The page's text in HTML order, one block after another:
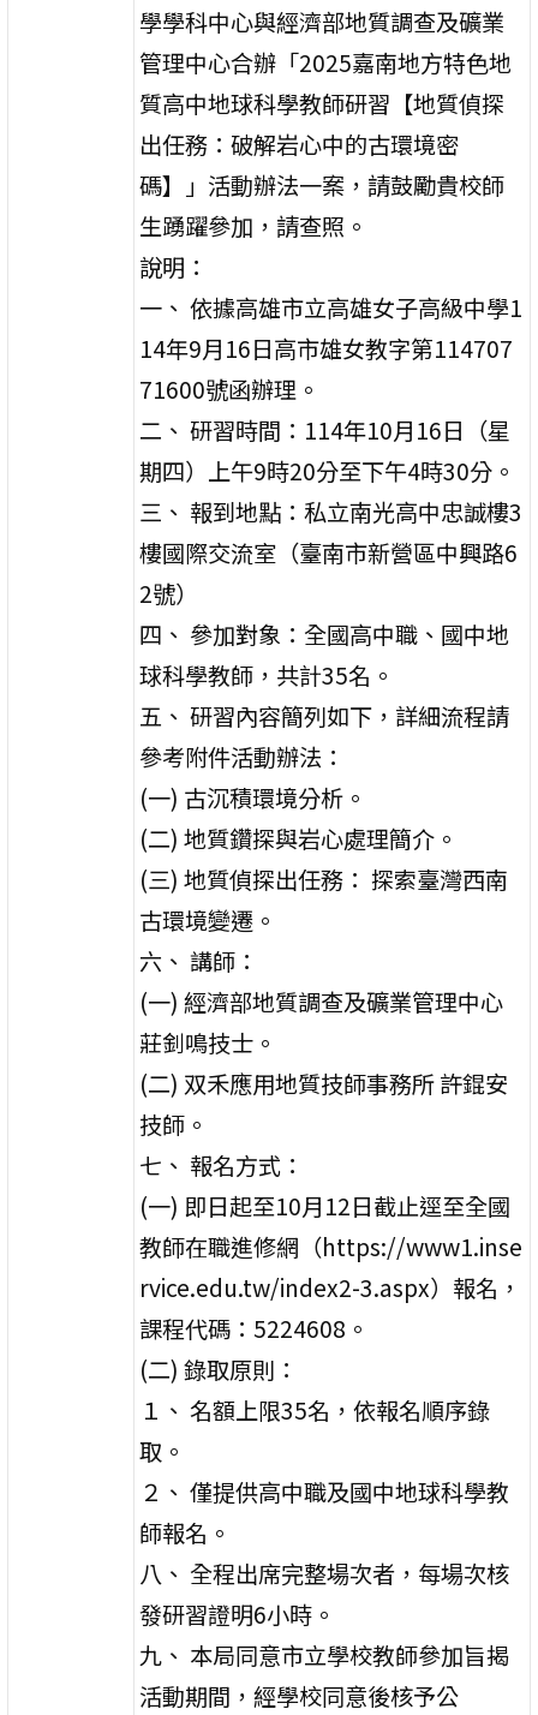
學學科中心與經濟部地質調查及礦業
管理中心合辦「2025嘉南地方特色地
質高中地球科學教師研習【地質偵探
出任務：破解岩心中的古環境密
碼】」活動辦法一案，請鼓勵貴校師
生踴躍參加，請查照。
說明：
一、 依據高雄市立高雄女子高級中學1
14年9月16日高市雄女教字第114707
71600號函辦理。
二、 研習時間：114年10月16日（星
期四）上午9時20分至下午4時30分。
三、 報到地點：私立南光高中忠誠樓3
樓國際交流室（臺南市新營區中興路6
2號）
四、 參加對象：全國高中職、國中地
球科學教師，共計35名。
五、 研習內容簡列如下，詳細流程請
參考附件活動辦法：
(一) 古沉積環境分析。
(二) 地質鑽探與岩心處理簡介。
(三) 地質偵探出任務： 探索臺灣西南
古環境變遷。
六、 講師：
(一) 經濟部地質調查及礦業管理中心
莊釗鳴技士。
(二) 双禾應用地質技師事務所 許錕安
技師。
七、 報名方式：
(一) 即日起至10月12日截止逕至全國
教師在職進修網（https://www1.inse
rvice.edu.tw/index2-3.aspx）報名，
課程代碼：5224608。
(二) 錄取原則：
１、 名額上限35名，依報名順序錄
取。
２、 僅提供高中職及國中地球科學教
師報名。
八、 全程出席完整場次者，每場次核
發研習證明6小時。
九、 本局同意市立學校教師參加旨揭
活動期間，經學校同意後核予公